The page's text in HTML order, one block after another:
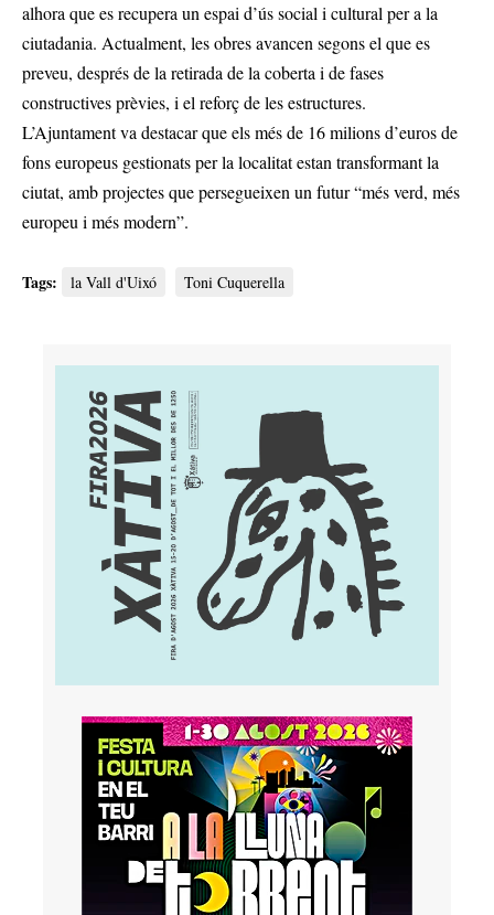
alhora que es recupera un espai d’ús social i cultural per a la
ciutadania. Actualment, les obres avancen segons el que es
preveu, després de la retirada de la coberta i de fases
constructives prèvies, i el reforç de les estructures.
L’Ajuntament va destacar que els més de 16 milions d’euros de
fons europeus gestionats per la localitat estan transformant la
ciutat, amb projectes que persegueixen un futur “més verd, més
europeu i més modern”.
Tags: la Vall d'Uixó Toni Cuquerella